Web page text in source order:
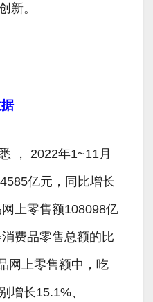
新。
， 2022年1~11月
亿元，同比增长
上零售额108098亿
费品零售总额的比
网上零售额中，吃
增长15.1%、